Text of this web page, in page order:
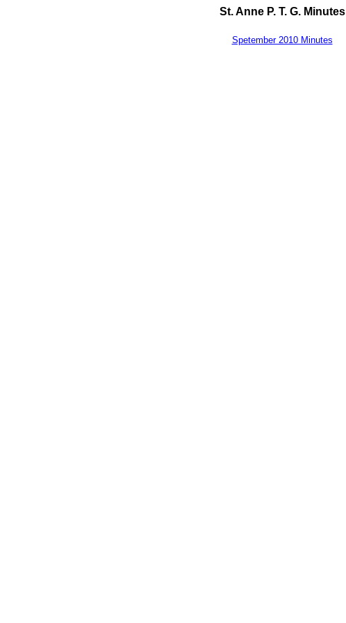
St. Anne P. T. G. Minutes
Spetember 2010 Minutes